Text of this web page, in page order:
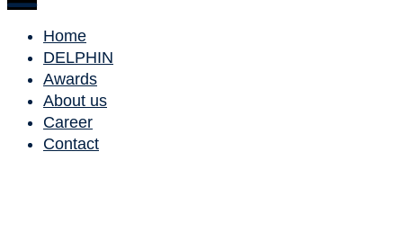
Home
DELPHIN
Awards
About us
Career
Contact